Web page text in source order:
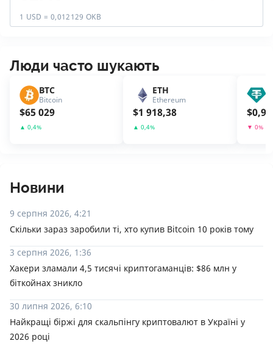
1 USD = 0,012129 OKB
Люди часто шукають
BTC
Bitcoin
$65 029
▲ 0,4%
ETH
Ethereum
$1 918,38
▲ 0,4%
$
▼ 0%
Новини
9 серпня 2026, 4:21
Скільки зараз заробили ті, хто купив Bitcoin 10 років тому
3 серпня 2026, 1:36
Хакери зламали 4,5 тисячі криптогаманців: $86 млн у
біткойнах зникло
30 липня 2026, 6:10
Найкращі біржі для скальпінгу криптовалют в Україні у
2026 році